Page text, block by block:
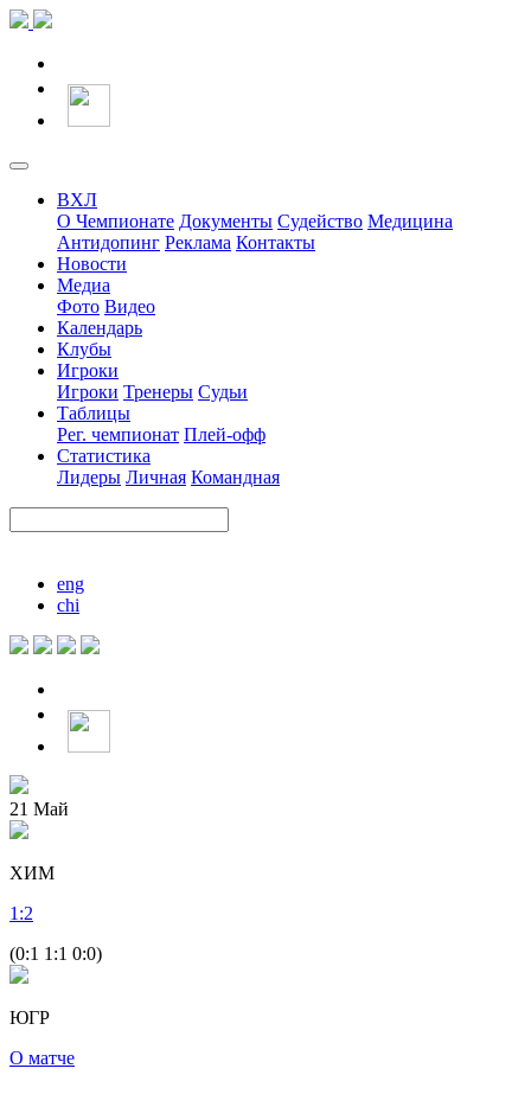
ВХЛ
О Чемпионате Документы Судейство Медицина
Антидопинг Реклама Контакты
Новости
Медиа
Фото Видео
Календарь
Клубы
Игроки
Игроки Тренеры Судьи
Таблицы
Рег. чемпионат Плей-офф
Статистика
Лидеры Личная Командная
eng
chi
21 Май
ХИМ
1 :2
(0:1 1:1 0:0)
ЮГР
О матче